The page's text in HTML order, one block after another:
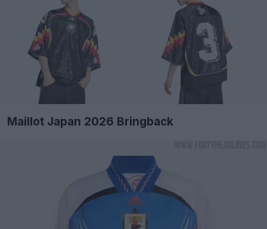
Maillot Japan 2026 Bringback